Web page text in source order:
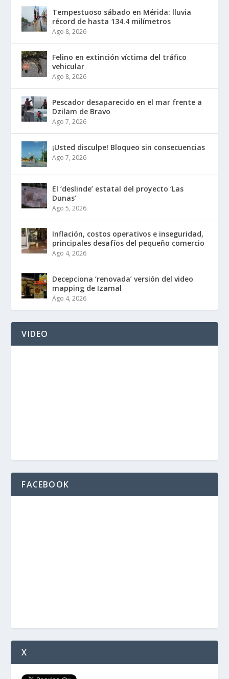
Tempestuoso sábado en Mérida: lluvia
récord de hasta 134.4 milímetros
Ago 8, 2026
Felino en extinción víctima del tráfico
vehicular
Ago 8, 2026
Pescador desaparecido en el mar frente a
Dzilam de Bravo
Ago 7, 2026
¡Usted disculpe! Bloqueo sin consecuencias
Ago 7, 2026
El ‘deslinde’ estatal del proyecto ‘Las
Dunas’
Ago 5, 2026
Inflación, costos operativos e inseguridad,
principales desafíos del pequeño comercio
Ago 4, 2026
Decepciona ‘renovada’ versión del video
mapping de Izamal
Ago 4, 2026
VIDEO
FACEBOOK
X